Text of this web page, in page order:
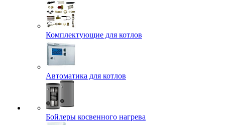
Комплектующие для котлов
Автоматика для котлов
Бойлеры косвенного нагрева